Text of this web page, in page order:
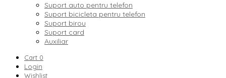
Suport auto pentru telefon
Suport bicicleta pentru telefon
Suport birou
Suport card
Auxiliar
Cart 0
Login
Wishlist